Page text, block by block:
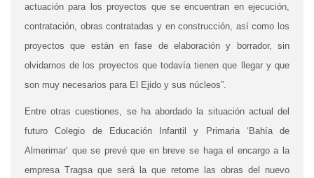
actuación para los proyectos que se encuentran en ejecución,
contratación, obras contratadas y en construcción, así como los
proyectos que están en fase de elaboración y borrador, sin
olvidarnos de los proyectos que todavía tienen que llegar y que
son muy necesarios para El Ejido y sus núcleos”.
Entre otras cuestiones, se ha abordado la situación actual del
futuro Colegio de Educación Infantil y Primaria ‘Bahía de
Almerimar’ que se prevé que en breve se haga el encargo a la
empresa Tragsa que será la que retome las obras del nuevo